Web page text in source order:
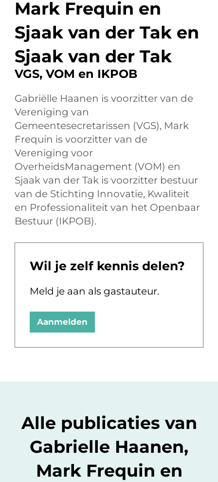
Mark Frequin en
Sjaak van der Tak en
Sjaak van der Tak
VGS, VOM en IKPOB
Gabriëlle Haanen is voorzitter van de
Vereniging van
Gemeentesecretarissen (VGS), Mark
Frequin is voorzitter van de
Vereniging voor
OverheidsManagement (VOM) en
Sjaak van der Tak is voorzitter bestuur
van de Stichting Innovatie, Kwaliteit
en Professionaliteit van het Openbaar
Bestuur (IKPOB).
Wil je zelf kennis delen?
Meld je aan als gastauteur.
Aanmelden
Alle publicaties van
Gabrielle Haanen,
Mark Frequin en